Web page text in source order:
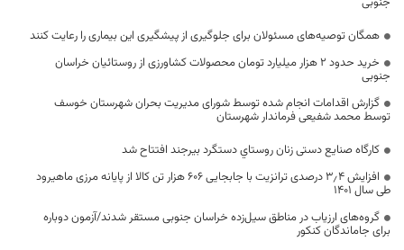
همگان توصیه‌های مسئولان برای جلوگیری از پیشگیری این بیماری را رعایت کنند
خرید حدود ۲ هزار میلیارد تومان محصولات کشاورزی از روستائیان خراسان
جنوبی
گزارش اقدامات انجام شده توسط شورای مدیریت بحران شهرستان خوسف
توسط محمد شفیعی فرماندار شهرستان
کارگاه صنایع دستی زنان روستاي دستگرد بیرجند افتتاح شد
افزایش ۳٫۴ درصدی ترانزیت با جابجایی ۶۰۶ هزار تن کالا از پایانه مرزی ماهیرود
طی سال ۱۴۰۱
گروه‌های ارزیاب در مناطق سیل‌زده خراسان جنوبی مستقر شدند/آزمون دوباره
برای جاماندگان کنکور